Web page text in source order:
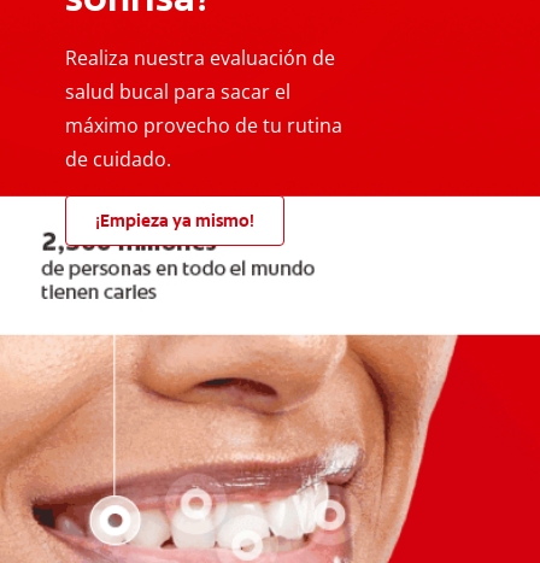
Realiza nuestra evaluación de
salud bucal para sacar el
máximo provecho de tu rutina
de cuidado.
¡Empieza ya mismo!